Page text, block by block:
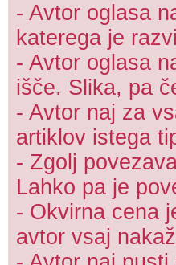
- Avtor oglasa
katerega je
- Avtor oglasa
išče. Slika, pa
- Avtor naj za
artiklov istega
- Zgolj
Lahko pa je
- Okvirna cena
avtor vsaj